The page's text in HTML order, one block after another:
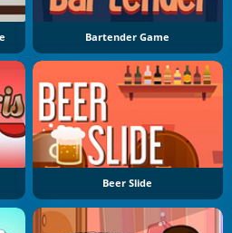
Bartender Game
Beer Slide